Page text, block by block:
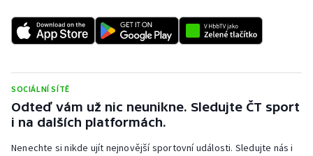
SOCIÁLNÍ SÍTĚ
Odteď vám už nic neunikne. Sledujte ČT sport
i na dalších platformách.
Nenechte si nikde ujít nejnovější sportovní události. Sledujte nás i